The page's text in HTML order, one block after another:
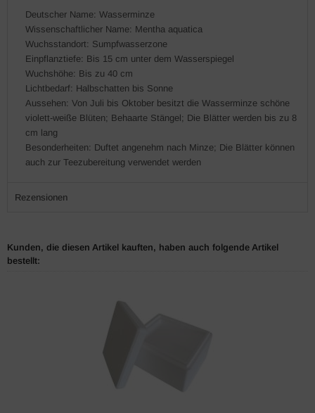
Deutscher Name: Wasserminze
Wissenschaftlicher Name: Mentha aquatica
Wuchsstandort: Sumpfwasserzone
Einpflanztiefe: Bis 15 cm unter dem Wasserspiegel
Wuchshöhe: Bis zu 40 cm
Lichtbedarf: Halbschatten bis Sonne
Aussehen: Von Juli bis Oktober besitzt die Wasserminze schöne
violett-weiße Blüten; Behaarte Stängel; Die Blätter werden bis zu 8
cm lang
Besonderheiten: Duftet angenehm nach Minze; Die Blätter können
auch zur Teezubereitung verwendet werden
Rezensionen
Kunden, die diesen Artikel kauften, haben auch folgende Artikel
bestellt: